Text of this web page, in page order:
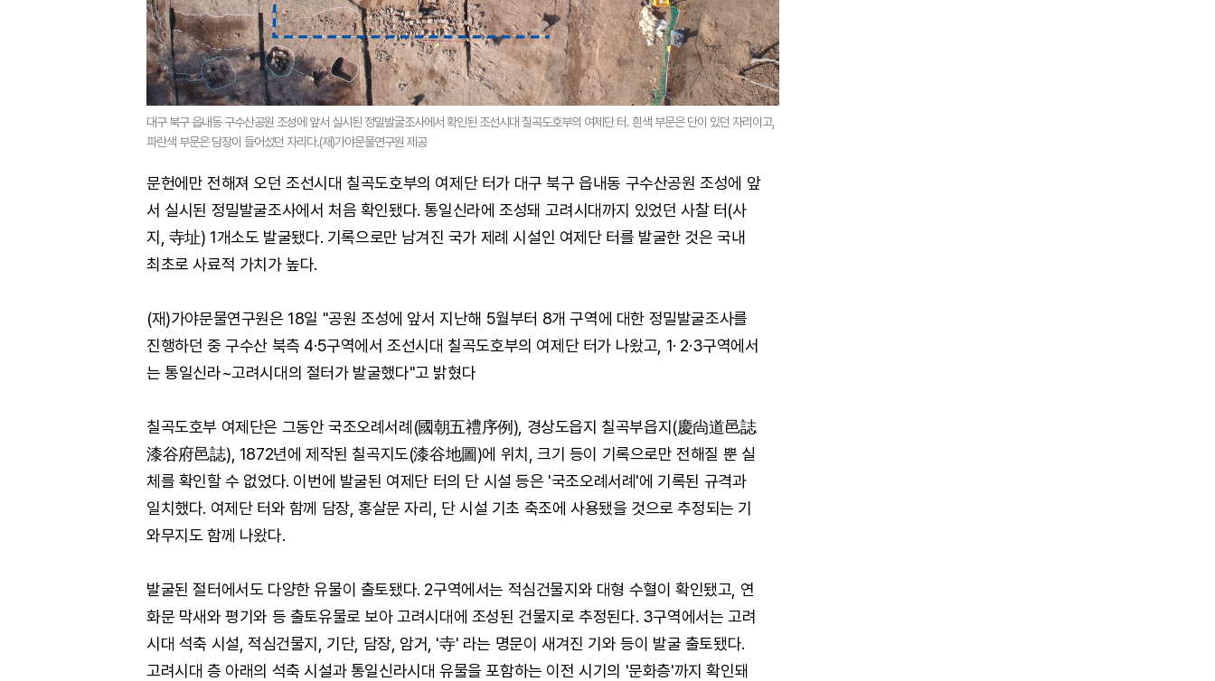
대구 북구 읍내동 구수산공원 조성에 앞서 실시된 정밀발굴조사에서 확인된 조선시대 칠곡도호부의 여제단 터. 흰색 부문은 단이 있던 자리이고,
파란색 부문은 담장이 들어섰던 자리다.(재)가야문물연구원 제공
문헌에만 전해져 오던 조선시대 칠곡도호부의 여제단 터가 대구 북구 읍내동 구수산공원 조성에 앞
서 실시된 정밀발굴조사에서 처음 확인됐다. 통일신라에 조성돼 고려시대까지 있었던 사찰 터(사
지, 寺址) 1개소도 발굴됐다. 기록으로만 남겨진 국가 제례 시설인 여제단 터를 발굴한 것은 국내
최초로 사료적 가치가 높다.
(재)가야문물연구원은 18일 "공원 조성에 앞서 지난해 5월부터 8개 구역에 대한 정밀발굴조사를
진행하던 중 구수산 북측 4·5구역에서 조선시대 칠곡도호부의 여제단 터가 나왔고, 1· 2·3구역에서
는 통일신라~고려시대의 절터가 발굴했다"고 밝혔다
칠곡도호부 여제단은 그동안 국조오례서례(國朝五禮序例), 경상도읍지 칠곡부읍지(慶尙道邑誌
漆谷府邑誌), 1872년에 제작된 칠곡지도(漆谷地圖)에 위치, 크기 등이 기록으로만 전해질 뿐 실
체를 확인할 수 없었다. 이번에 발굴된 여제단 터의 단 시설 등은 '국조오례서례'에 기록된 규격과
일치했다. 여제단 터와 함께 담장, 홍살문 자리, 단 시설 기초 축조에 사용됐을 것으로 추정되는 기
와무지도 함께 나왔다.
발굴된 절터에서도 다양한 유물이 출토됐다. 2구역에서는 적심건물지와 대형 수혈이 확인됐고, 연
화문 막새와 평기와 등 출토유물로 보아 고려시대에 조성된 건물지로 추정된다. 3구역에서는 고려
시대 석축 시설, 적심건물지, 기단, 담장, 암거, '寺' 라는 명문이 새겨진 기와 등이 발굴 출토됐다.
고려시대 층 아래의 석축 시설과 통일신라시대 유물을 포함하는 이전 시기의 '문화층'까지 확인돼